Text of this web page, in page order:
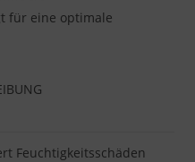
für eine optimale
Feuchtigkeitsschäden